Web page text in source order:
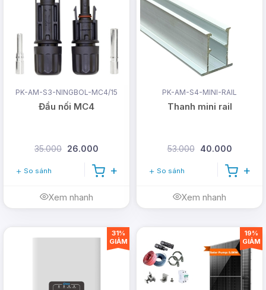
PK-AM-S3-NINGBOL-MC4/15
Đầu nối MC4
35.000 26.000
So sánh
Xem nhanh
PK-AM-S4-MINI-RAIL
Thanh mini rail
53.000 40.000
So sánh
Xem nhanh
31%
GIẢM
19%
GIẢM